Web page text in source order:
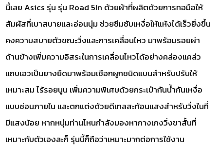
นี้เลย Asics รุ่น รุ่น Road 5In ด้วยผ้าที่ผลิตด้วยการทอมือให้
สัมผัสที่เบาสบายและอ่อนนุ่ม ช่วยซึมซับเหงื่อให้แห้งได้เร็วยิ่งขึ้น
คงความสบายตัวขณะวิ่งและการเคลื่อนไหว มาพร้อมรอยผ่า
ด้านข้างเพิ่มความอิสระในการเคลื่อนไหวได้อย่างคล่องแคล่ว
แถบเอวเป็นยางยืดมาพร้อมเชือกผูกชนิดแบนสำหรับปรับให้
เหมาะสม ไร้รอยนูน เพิ่มความพิเศษด้วยกระเป๋ากันน้ำกันเหงื่อ
แบบซ่อนภายใน และตกแต่งด้วยดีเทลสะท้อนแสงสำหรับวิ่งในที่
มีแสงน้อย หากหนุ่มท่านไหนกำลังมองหากางเกงวิ่งขาสั้นที่
เหมาะกับตัวเองละก็ รุ่นนี้ก็ถือว่าเหมาะมากต่อการใช้งาน